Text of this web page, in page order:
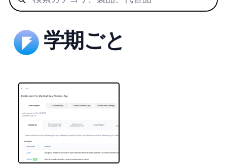
学期ごと